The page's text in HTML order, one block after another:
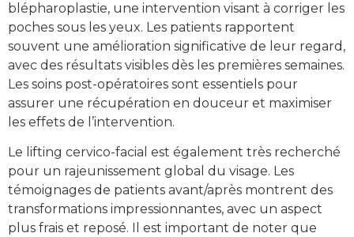
blépharoplastie, une intervention visant à corriger les
poches sous les yeux. Les patients rapportent
souvent une amélioration significative de leur regard,
avec des résultats visibles dès les premières semaines.
Les soins post-opératoires sont essentiels pour
assurer une récupération en douceur et maximiser
les effets de l’intervention.
Le lifting cervico-facial est également très recherché
pour un rajeunissement global du visage. Les
témoignages de patients avant/après montrent des
transformations impressionnantes, avec un aspect
plus frais et reposé. Il est important de noter que